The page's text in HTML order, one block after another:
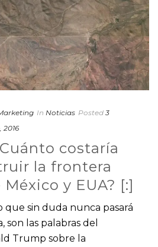
In Noticias Posted 3
2016
costaría
la frontera
y EUA? [:]
que sin duda nunca pasará
son las palabras del
Trump sobre la